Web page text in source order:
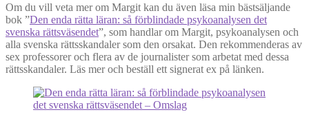
Om du vill veta mer om Margit kan du även läsa min bästsäljande
bok ”Den enda rätta läran: så förblindade psykoanalysen det
svenska rättsväsendet”, som handlar om Margit, psykoanalysen och
alla svenska rättsskandaler som den orsakat. Den rekommenderas av
sex professorer och flera av de journalister som arbetat med dessa
rättsskandaler. Läs mer och beställ ett signerat ex på länken.